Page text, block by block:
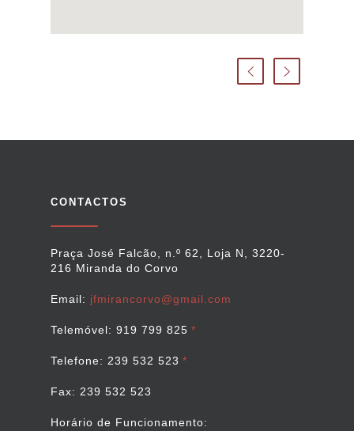
CONTACTOS
Praça José Falcão, n.º 62, Loja N, 3220-
216 Miranda do Corvo
Email: jfmirancorvo@gmail.com
Telemóvel: 919 799 825
Telefone: 239 532 523
Fax: 239 532 523
Horário de Funcionamento: